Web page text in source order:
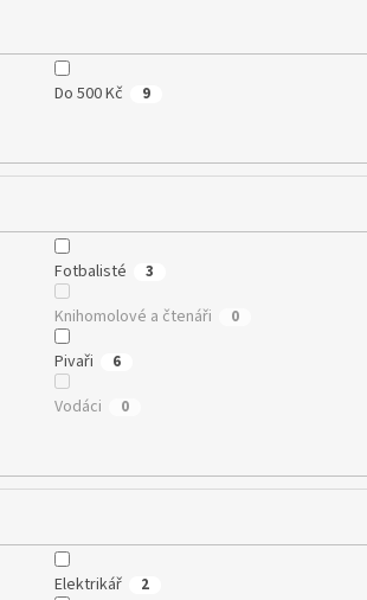
Do 500 Kč 9
Fotbalisté 3
Knihomolové a čtenáři 0
Pivaři 6
Vodáci 0
Elektrikář 2